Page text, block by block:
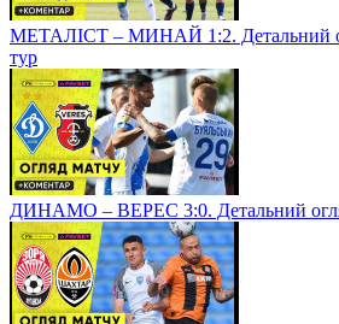
МЕТАЛІСТ – МИНАЙ 1:2. Детальний
тур
ДИНАМО – ВЕРЕС 3:0. Детальний